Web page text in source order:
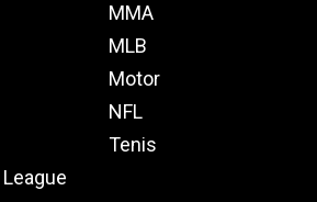
MMA
MLB
Motor
NFL
Tenis